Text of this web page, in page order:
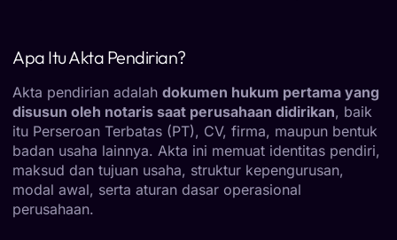
Apa Itu Akta Pendirian?
Akta pendirian adalah dokumen hukum pertama yang
disusun oleh notaris saat perusahaan didirikan, baik
itu Perseroan Terbatas (PT), CV, firma, maupun bentuk
badan usaha lainnya. Akta ini memuat identitas pendiri,
maksud dan tujuan usaha, struktur kepengurusan,
modal awal, serta aturan dasar operasional
perusahaan.